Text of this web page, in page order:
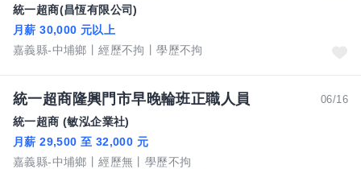
統一超商(昌恆有限公司)
月薪 30,000 元以上
嘉義縣-中埔鄉
經歷不拘 學歷不拘
06/16
統一超商隆興門市早晚輪班正職人員
統一超商 (敏泓企業社)
月薪 29,500 至 32,000 元
嘉義縣-中埔鄉
經歷無 學歷不拘